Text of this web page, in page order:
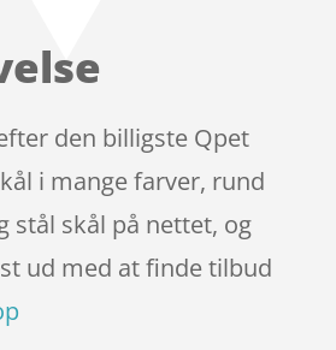
den billigste Qpet
i mange farver, rund
stål skål på nettet, og
ud med at finde tilbud